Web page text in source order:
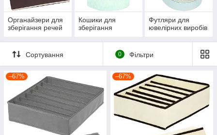
Органайзери для
зберігання речей
Кошики для
зберігання
Футляри для
ювелірних виробів
Сортування 0 Фільтри
–67% –67%